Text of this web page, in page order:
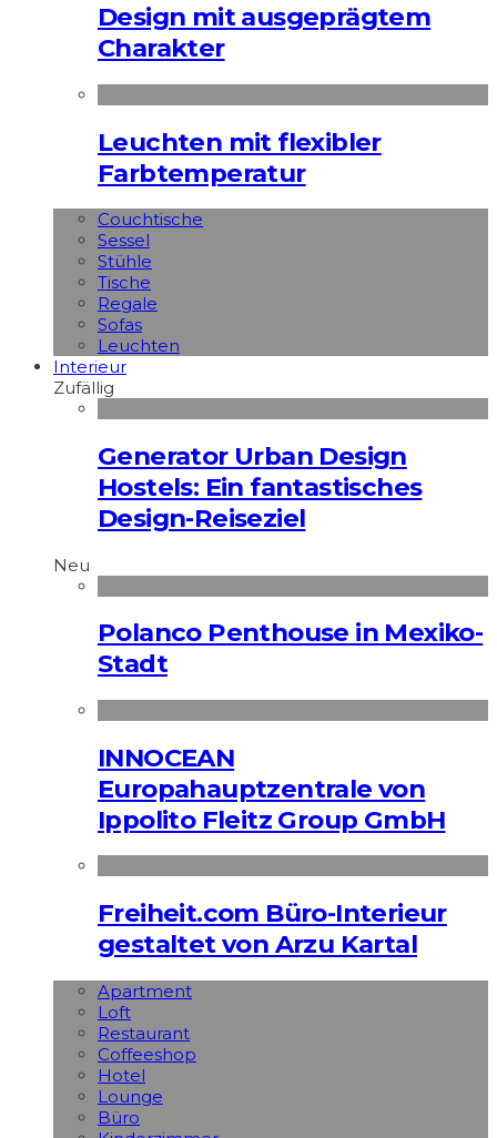
Design mit ausgeprägtem
Charakter
Leuchten mit flexibler
Farbtemperatur
Couchtische
Sessel
Stühle
Tische
Regale
Sofas
Leuchten
Interieur
Zufällig
Generator Urban Design
Hostels: Ein fantastisches
Design-Reiseziel
Neu
Polanco Penthouse in Mexiko-
Stadt
INNOCEAN
Europahauptzentrale von
Ippolito Fleitz Group GmbH
Freiheit.com Büro-Interieur
gestaltet von Arzu Kartal
Apart­ment
Loft
Restaurant
Coffeeshop
Hotel
Lounge
Büro